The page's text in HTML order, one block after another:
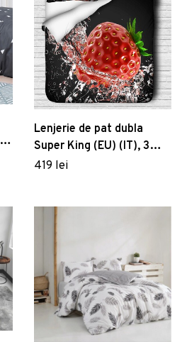
Lenjerie de pat dubla
Super King (EU) (IT), 3
piese, 111, Pearl Home,
419 lei